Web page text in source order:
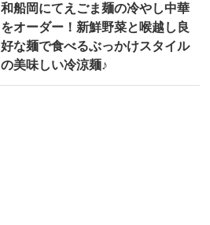
和船岡にてえごま麺の冷やし中華
をオーダー！新鮮野菜と喉越し良
好な麺で食べるぶっかけスタイル
の美味しい冷涼麺♪